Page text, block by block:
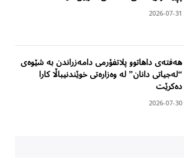
2026-07-31
هەفتەی داهاتوو پلاتفۆرمی دامەزراندن بە شێوەی
“لەجیاتی دانان” لە وەزارەتی خوێندنیباڵا کارا
دەکرێت
2026-07-30